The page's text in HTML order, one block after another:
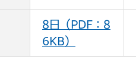
8日（PDF：8
6KB）